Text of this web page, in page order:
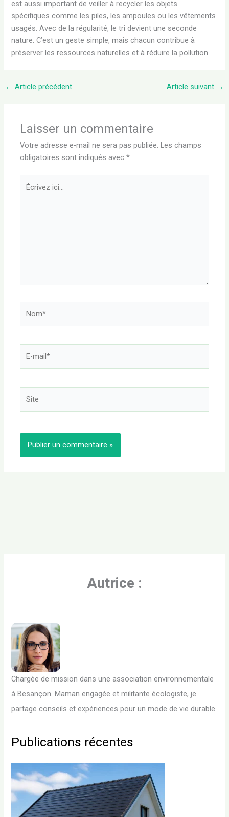
est aussi important de veiller à recycler les objets
spécifiques comme les piles, les ampoules ou les vêtements
usagés. Avec de la régularité, le tri devient une seconde
nature. C’est un geste simple, mais chacun contribue à
préserver les ressources naturelles et à réduire la pollution.
← Article précédent Article suivant →
Laisser un commentaire
Votre adresse e-mail ne sera pas publiée. Les champs
obligatoires sont indiqués avec*
Écrivez
ici…
Autrice :
Chargée de mission dans une association environnementale
à Besançon. Maman engagée et militante écologiste, je
partage conseils et expériences pour un mode de vie durable.
Publications récentes